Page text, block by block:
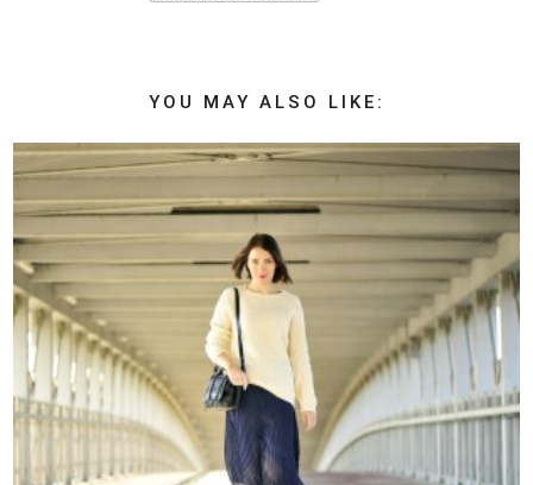
YOU MAY ALSO LIKE: